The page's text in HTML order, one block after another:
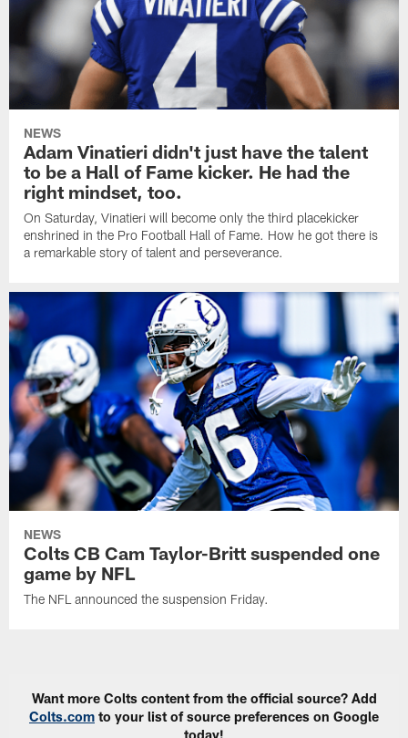
NEWS
Adam Vinatieri didn't just have the talent
to be a Hall of Fame kicker. He had the
right mindset, too.
On Saturday, Vinatieri will become only the third placekicker
enshrined in the Pro Football Hall of Fame. How he got there is
a remarkable story of talent and perseverance.
NEWS
Colts CB Cam Taylor-Britt suspended one
game by NFL
The NFL announced the suspension Friday.
Want more Colts content from the official source? Add
Colts.com to your list of source preferences on Google
today!